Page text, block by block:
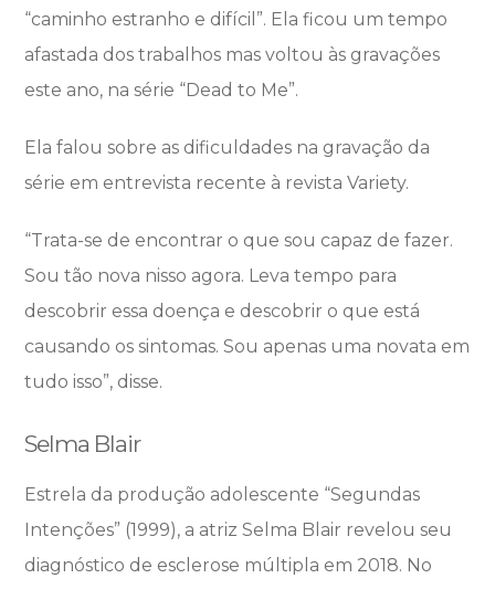
“caminho estranho e difícil”. Ela ficou um tempo
afastada dos trabalhos mas voltou às gravações
este ano, na série “Dead to Me”.
Ela falou sobre as dificuldades na gravação da
série em entrevista recente à revista Variety.
“Trata-se de encontrar o que sou capaz de fazer.
Sou tão nova nisso agora. Leva tempo para
descobrir essa doença e descobrir o que está
causando os sintomas. Sou apenas uma novata em
tudo isso”, disse.
Selma Blair
Estrela da produção adolescente “Segundas
Intenções” (1999), a atriz Selma Blair revelou seu
diagnóstico de esclerose múltipla em 2018. No